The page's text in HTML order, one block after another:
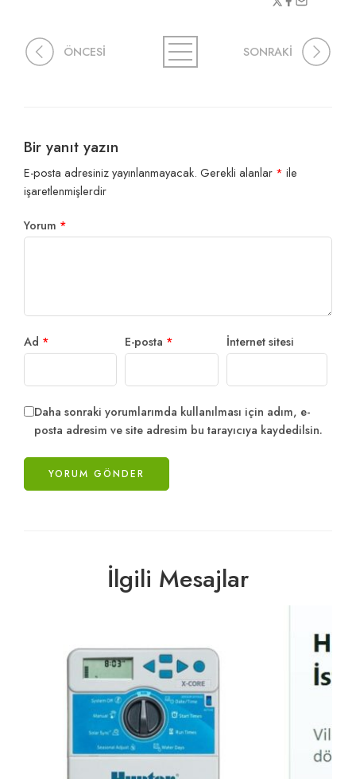
ÖNCESİ SONRAKİ
Bir yanıt yazın
E-posta adresiniz yayınlanmayacak. Gerekli alanlar * ile
işaretlenmişlerdir
Yorum *
Ad * E-posta * İnternet sitesi
Daha sonraki yorumlarımda kullanılması için adım, e-
posta adresim ve site adresim bu tarayıcıya kaydedilsin.
İlgili Mesajlar